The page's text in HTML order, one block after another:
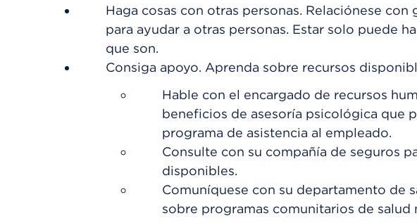
Haga cosas con otras personas. Relaciónese
para ayudar a otras personas. Estar solo puede
que son.
Consiga apoyo. Aprenda sobre recursos
Hable con el encargado de recursos
beneficios de asesoría psicológica que
programa de asistencia al empleado.
Consulte con su compañía de seguros
disponibles.
Comuníquese con su departamento de
sobre programas comunitarios de salud